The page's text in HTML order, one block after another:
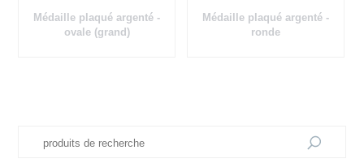
Médaille plaqué argenté -
ovale (grand)
Médaille plaqué argenté -
ronde